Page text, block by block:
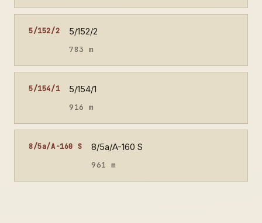
5/152/2 5/152/2
783 m
5/154/1 5/154/1
916 m
8/5a/A-160 S 8/5a/A-160 S
961 m